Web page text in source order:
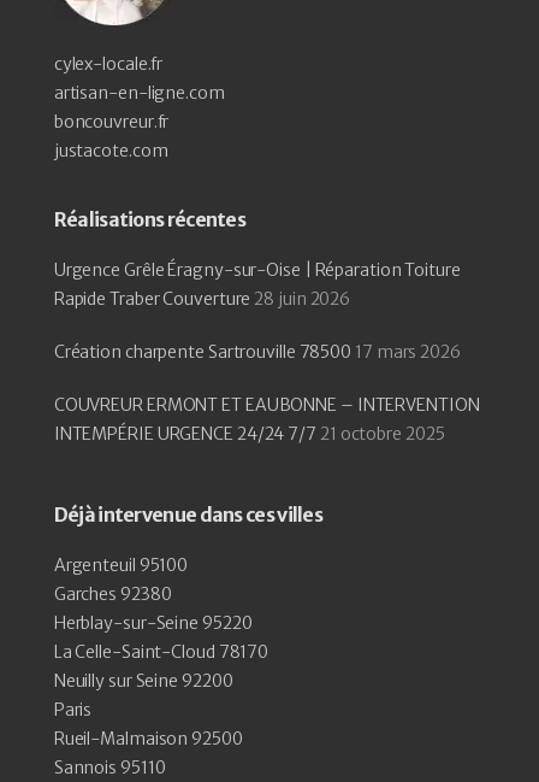
cylex-locale.fr
artisan-en-ligne.com
boncouvreur.fr
justacote.com
Réalisations récentes
Urgence Grêle Éragny-sur-Oise | Réparation Toiture
Rapide Traber Couverture 28 juin 2026
Création charpente Sartrouville 78500 17 mars 2026
COUVREUR ERMONT ET EAUBONNE – INTERVENTION
INTEMPÉRIE URGENCE 24/24 7/7 21 octobre 2025
Déjà intervenue dans ces villes
Argenteuil 95100
Garches 92380
Herblay-sur-Seine 95220
La Celle-Saint-Cloud 78170
Neuilly sur Seine 92200
Paris
Rueil-Malmaison 92500
Sannois 95110